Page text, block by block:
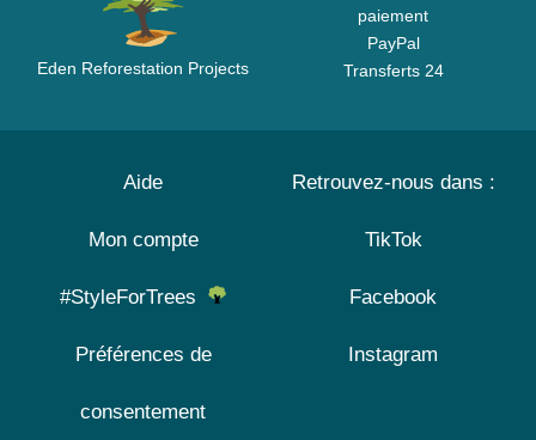
Eden Reforestation Projects
paiement
PayPal
Transferts 24
Aide
Mon compte
#StyleForTrees
Préférences de
consentement
Retrouvez-nous dans :
TikTok
Facebook
Instagram